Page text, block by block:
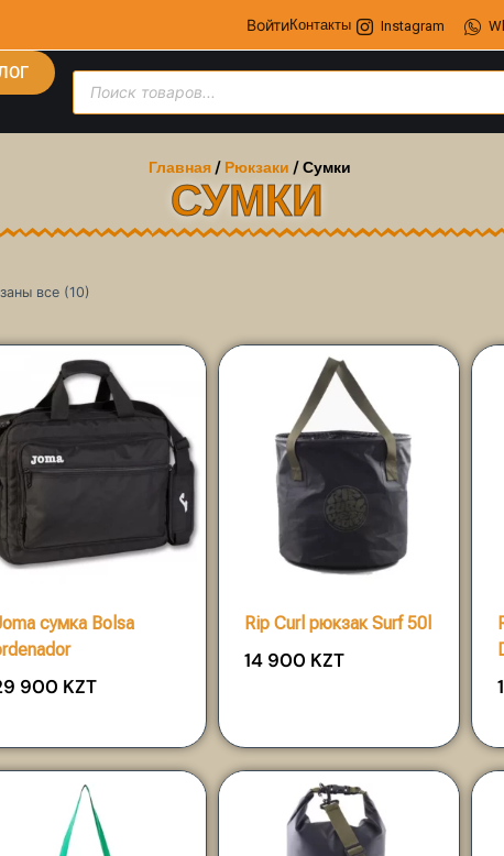
ВойтиКонтакты Instagram
Главная/ Рюкзаки / Сумки
СУМКИ
все (10)
сумка Bolsa
900 KZT
Rip Curl рюкзак Surf 50l
14 900 KZT